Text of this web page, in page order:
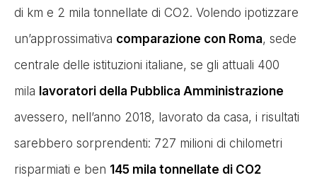
di km e 2 mila tonnellate di CO2. Volendo ipotizzare
un’approssimativa comparazione con Roma, sede
centrale delle istituzioni italiane, se gli attuali 400
mila lavoratori della Pubblica Amministrazione
avessero, nell’anno 2018, lavorato da casa, i risultati
sarebbero sorprendenti: 727 milioni di chilometri
risparmiati e ben 145 mila tonnellate di CO2